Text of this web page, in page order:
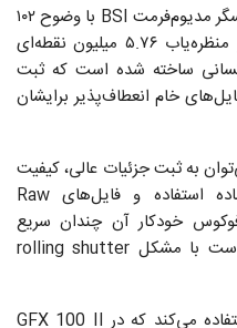
دوربین Fujifilm GFX 100S II از حسگر مدیوم‌فرمت BSI با وضوح ۱۰۲
مگاپیکسل، لرزش‌گیر داخلی تصویر و منظره‌یاب ۵.۷۶ میلیون نقطه‌ای
ساخته شده است که ثبت
خام انعطاف‌پذیر برایشان
به ثبت جزئیات عالی، کیفیت
تُن بسیار بالا، خروجی JPEG آماده استفاده و فایل‌های Raw
فوکوس خودکار آن چندان سریع
نیست و ویدیوهای آن نیز ممکن است با مشکل rolling shutter
GFX 100S II از همان حسگری استفاده می‌کند که در GFX 100 II